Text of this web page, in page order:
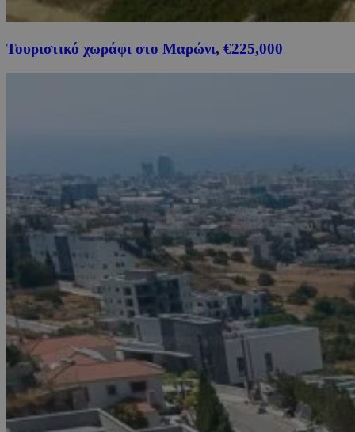
Τουριστικό χωράφι στο Μαρώνι, €225,000